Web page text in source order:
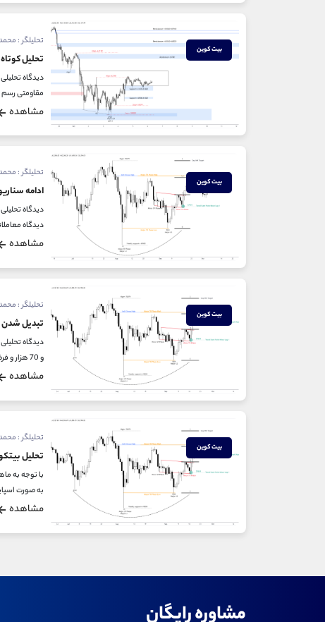
بیت کوین
تحلیلگر :
تحلیل
مقاومتی رسم شده در
مشاهده
بیت کوین
تحلیلگر :
ادامه سناریو
دیدگاه
مشاهده
بیت کوین
تحلیلگر :
تبدیل شدن
و 70 هزار و فرضیه تریدینگ رنج شدن حرکت (کف و سقف مشخص شده در چارت با خط نارنجی) پتانسیل کمتری دارد. دیدگاه...
مشاهده
بیت کوین
تحلیلگر :
تحلیل
به صورت
مشاهده
مشاوره رایگان